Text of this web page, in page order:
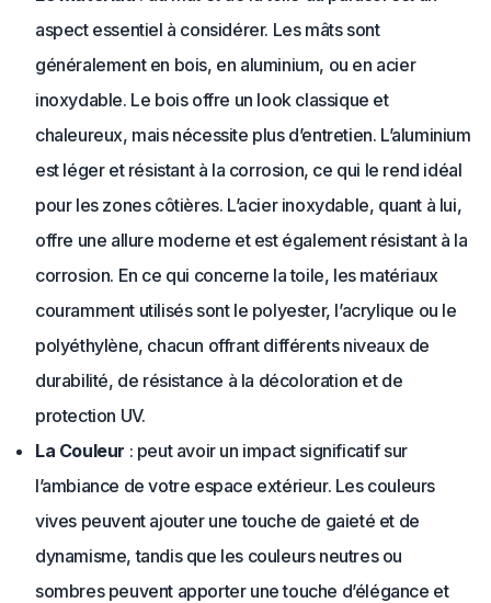
aspect essentiel à considérer. Les mâts sont
généralement en bois, en aluminium, ou en acier
inoxydable. Le bois offre un look classique et
chaleureux, mais nécessite plus d’entretien. L’aluminium
est léger et résistant à la corrosion, ce qui le rend idéal
pour les zones côtières. L’acier inoxydable, quant à lui,
offre une allure moderne et est également résistant à la
corrosion. En ce qui concerne la toile, les matériaux
couramment utilisés sont le polyester, l’acrylique ou le
polyéthylène, chacun offrant différents niveaux de
durabilité, de résistance à la décoloration et de
protection UV.
La Couleur : peut avoir un impact significatif sur
l’ambiance de votre espace extérieur. Les couleurs
vives peuvent ajouter une touche de gaieté et de
dynamisme, tandis que les couleurs neutres ou
sombres peuvent apporter une touche d’élégance et